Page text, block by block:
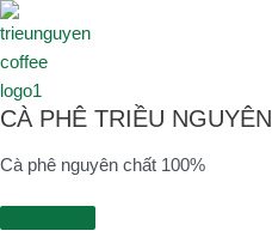
Skip
to
content
CÀ PHÊ TRIỀU NGUYÊN
Cà phê nguyên chất 100%
Main